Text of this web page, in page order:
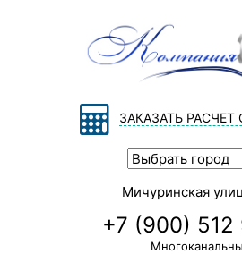
ЗАКАЗАТЬ
Мичуринская
+7 (900) 512